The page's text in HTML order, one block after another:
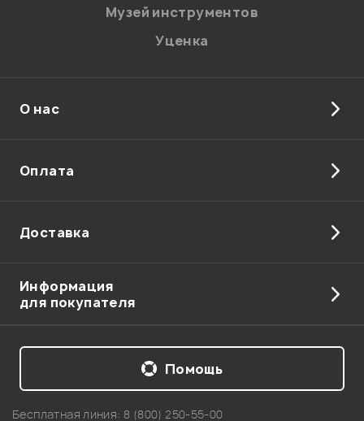
Музей инструментов
Уценка
О нас
Оплата
Доставка
Информация
для покупателя
Бесплатная линия: 8 (800) 250-55-00
Помощь